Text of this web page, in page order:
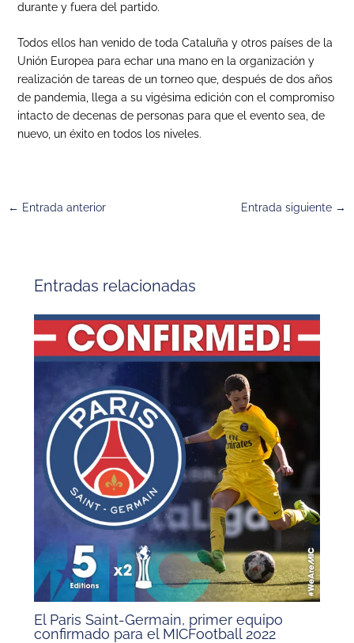
durante y fuera del partido.
Todos ellos han venido de toda Cataluña y otros países de la
Unión Europea para echar una mano en la organización y
realización de tareas de un torneo que, después de dos años
de pandemia, llega a su vigésima edición con el compromiso
intacto de decenas de personas para que el evento sea, de
nuevo, un éxito en todos los niveles.
← Entrada anterior Entrada siguiente →
Entradas relacionadas
El Paris Saint-Germain, primer equipo
confirmado para el MICFootball 2022